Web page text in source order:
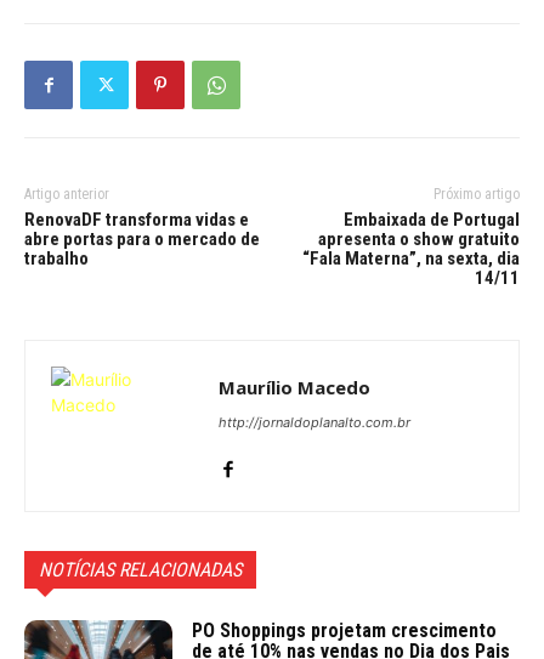
Artigo anterior
RenovaDF transforma vidas e
abre portas para o mercado de
trabalho
Próximo artigo
Embaixada de Portugal
apresenta o show gratuito
“Fala Materna”, na sexta, dia
14/11
Maurílio Macedo
http://jornaldoplanalto.com.br
NOTÍCIAS RELACIONADAS
PO Shoppings projetam crescimento
de até 10% nas vendas no Dia dos Pais